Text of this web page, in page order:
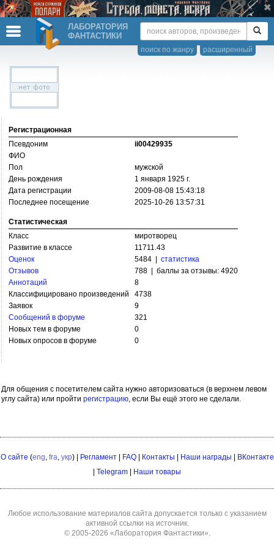
ЛАБОРАТОРИЯ
ФАНТАСТИКИ
расширенный
поиск по жанру
Регистрационная
Псевдоним
ii00429935
ФИО
Пол
мужской
День рождения
1 января 1925 г.
Дата регистрации
2009-08-08 15:43:18
Последнее посещение
2025-10-26 13:57:31
Статистическая
Класс
миротворец
Развитие в классе
11711.43
Оценок
5484 | статистика
Отзывов
788 | баллы за отзывы: 4920
Аннотаций
8
Классифицировано произведений
4738
Заявок
9
Сообщений в форуме
321
Новых тем в форуме
0
Новых опросов в форуме
0
Для общения с посетителем сайта нужно авторизоваться (в верхнем левом
углу сайта) или пройти регистрацию, если Вы ещё этого не сделали.
О сайте (eng, fra, укр) | Регламент| FAQ| Контакты Наши награды
ВКонтакте
Telegram Наши товары
Любое использование материалов сайта допускается только с указанием
активной ссылки на источник.
© 2005-2026 «Лаборатория Фантастики».